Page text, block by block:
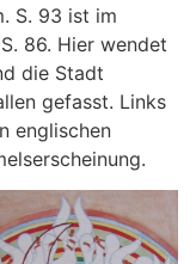
S. 93 ist im
86. Hier wendet
die Stadt
gefasst. Links
englischen